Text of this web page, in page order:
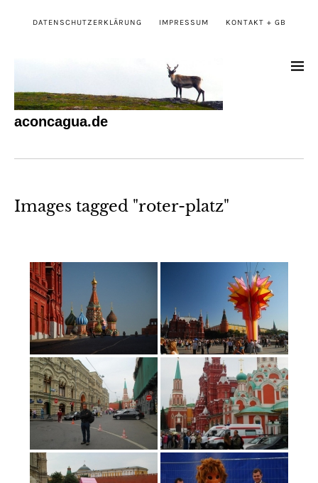
DATENSCHUTZERKLÄRUNG IMPRESSUM KONTAKT + GB
aconcagua.de
Images tagged "roter-platz"